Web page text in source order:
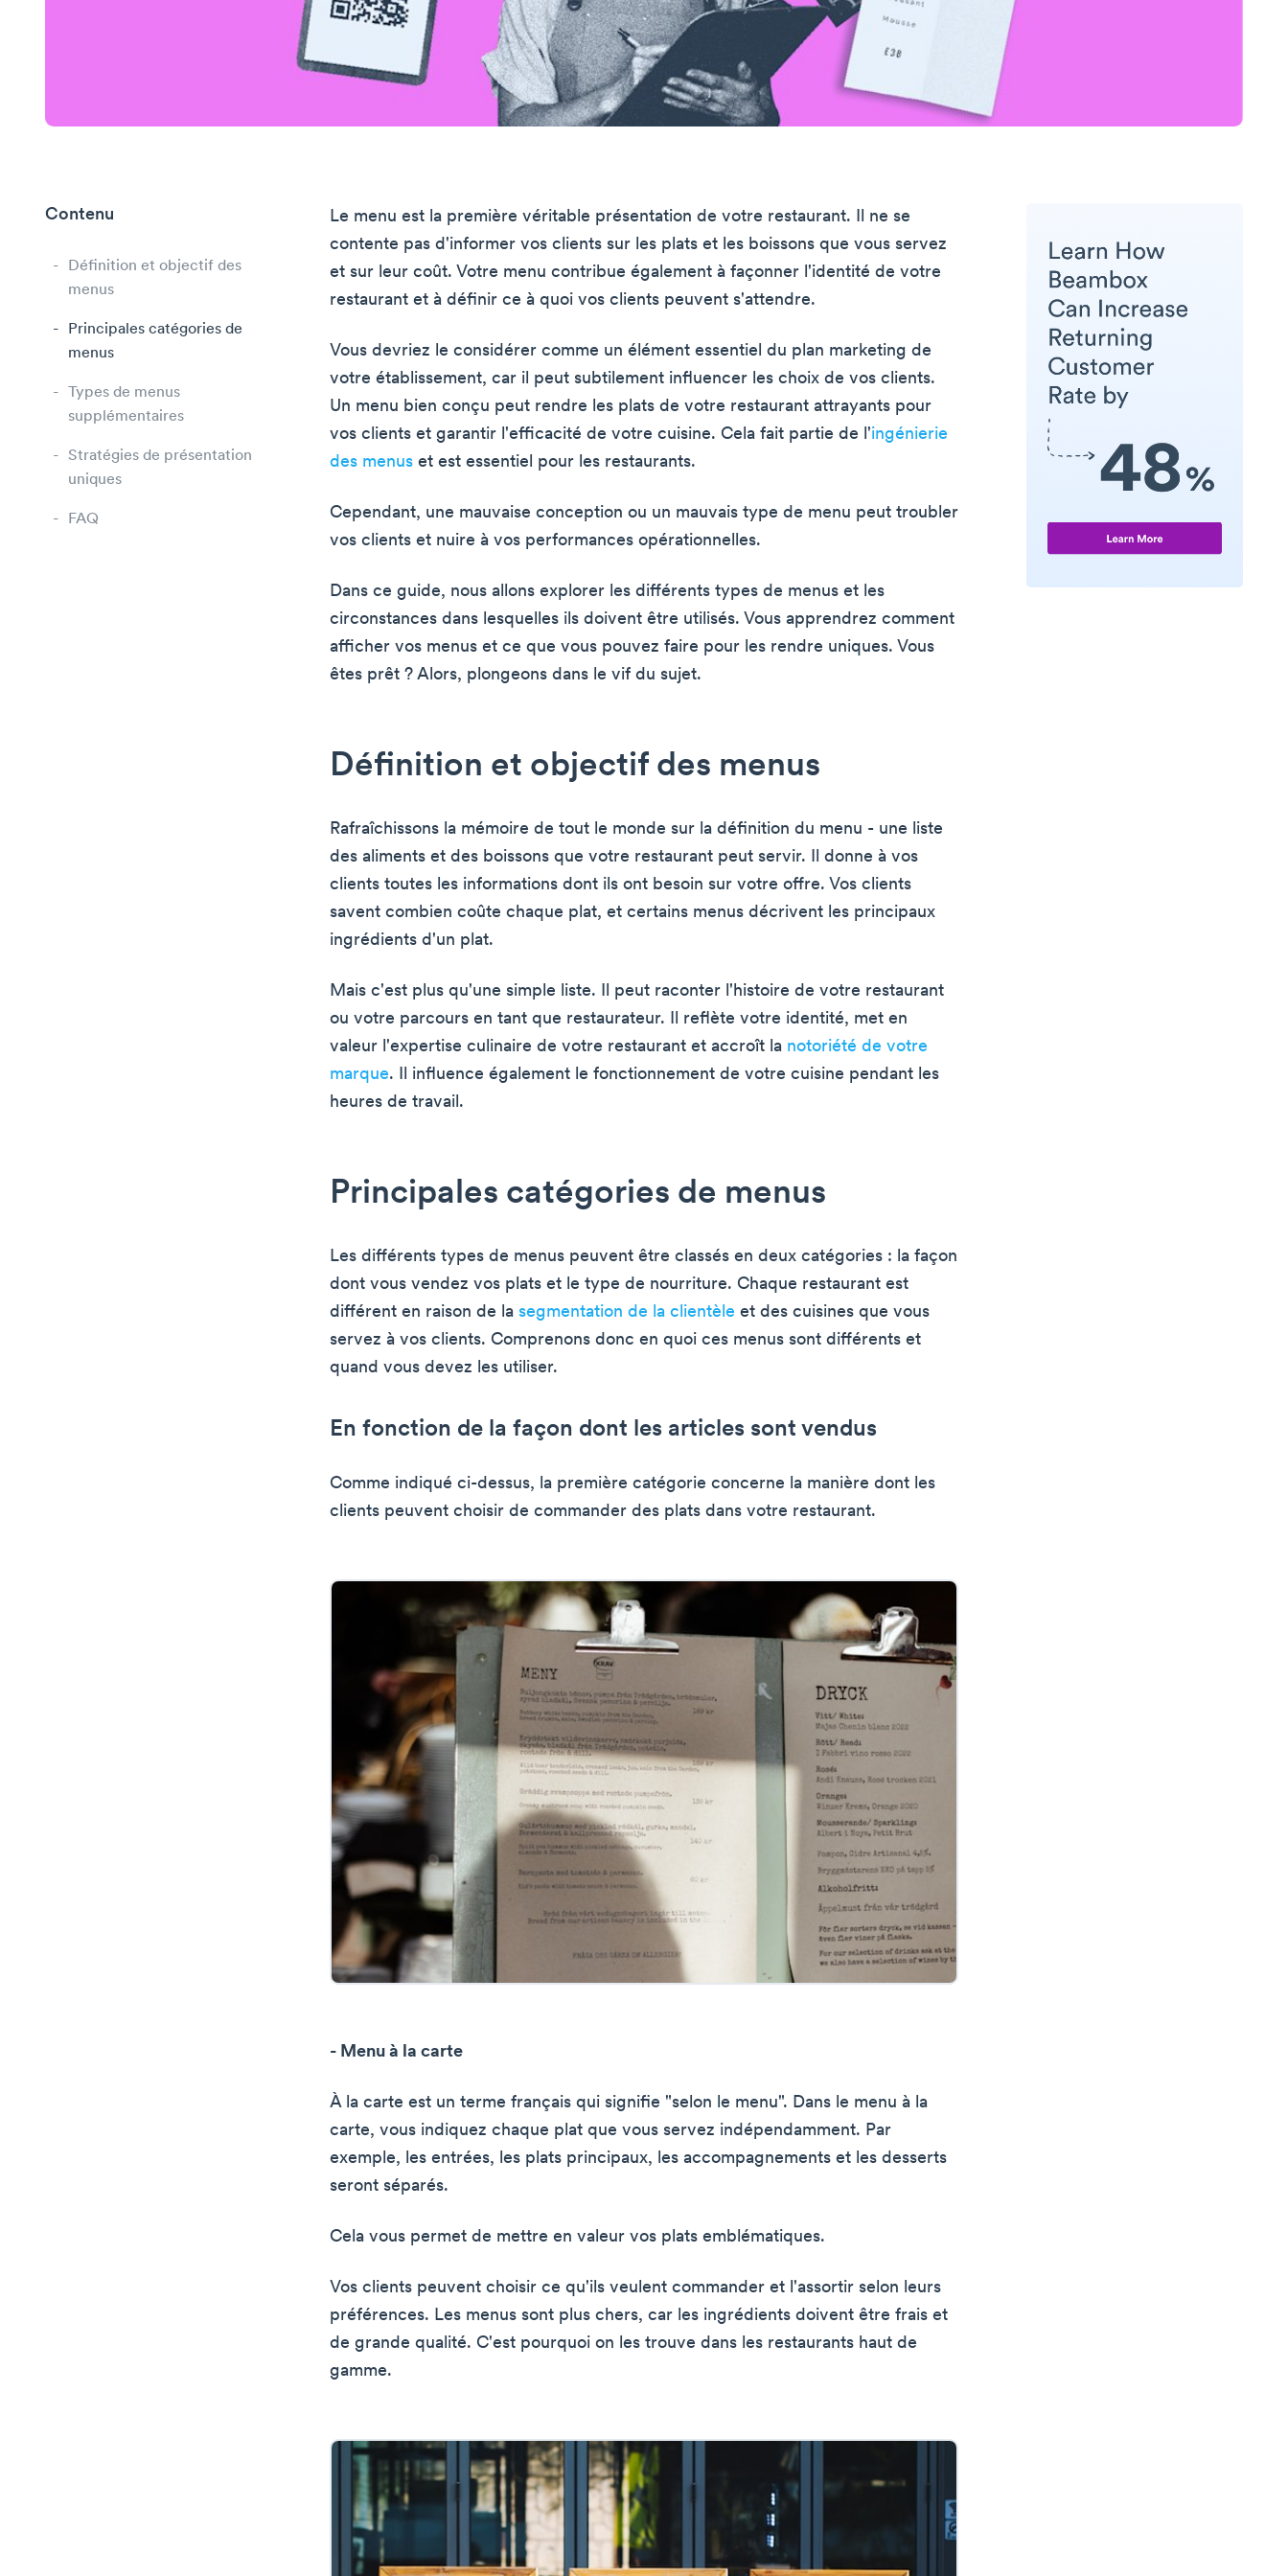
Contenu
Définition et objectif des
menus
Principales catégories de
menus
Types de menus
supplémentaires
Stratégies de présentation
uniques
FAQ
Le menu est la première véritable présentation de votre restaurant. Il ne se
contente pas d'informer vos clients sur les plats et les boissons que vous servez
et sur leur coût. Votre menu contribue également à façonner l'identité de votre
restaurant et à définir ce à quoi vos clients peuvent s'attendre.
Vous devriez le considérer comme un élément essentiel du plan marketing de
votre établissement, car il peut subtilement influencer les choix de vos clients.
Un menu bien conçu peut rendre les plats de votre restaurant attrayants pour
vos clients et garantir l'efficacité de votre cuisine. Cela fait partie de l'ingénierie
des menus et est essentiel pour les restaurants.
Cependant, une mauvaise conception ou un mauvais type de menu peut troubler
vos clients et nuire à vos performances opérationnelles.
Dans ce guide, nous allons explorer les différents types de menus et les
circonstances dans lesquelles ils doivent être utilisés. Vous apprendrez comment
afficher vos menus et ce que vous pouvez faire pour les rendre uniques. Vous
êtes prêt ? Alors, plongeons dans le vif du sujet.
Définition et objectif des menus
Rafraîchissons la mémoire de tout le monde sur la définition du menu - une liste
des aliments et des boissons que votre restaurant peut servir. Il donne à vos
clients toutes les informations dont ils ont besoin sur votre offre. Vos clients
savent combien coûte chaque plat, et certains menus décrivent les principaux
ingrédients d'un plat.
Mais c'est plus qu'une simple liste. Il peut raconter l'histoire de votre restaurant
ou votre parcours en tant que restaurateur. Il reflète votre identité, met en
valeur l'expertise culinaire de votre restaurant et accroît la notoriété de votre
marque. Il influence également le fonctionnement de votre cuisine pendant les
heures de travail.
Principales catégories de menus
Les différents types de menus peuvent être classés en deux catégories : la façon
dont vous vendez vos plats et le type de nourriture. Chaque restaurant est
différent en raison de la segmentation de la clientèle et des cuisines que vous
servez à vos clients. Comprenons donc en quoi ces menus sont différents et
quand vous devez les utiliser.
En fonction de la façon dont les articles sont vendus
Comme indiqué ci-dessus, la première catégorie concerne la manière dont les
clients peuvent choisir de commander des plats dans votre restaurant.
- Menu à la carte
À la carte est un terme français qui signifie "selon le menu". Dans le menu à la
carte, vous indiquez chaque plat que vous servez indépendamment. Par
exemple, les entrées, les plats principaux, les accompagnements et les desserts
seront séparés.
Cela vous permet de mettre en valeur vos plats emblématiques.
Vos clients peuvent choisir ce qu'ils veulent commander et l'assortir selon leurs
préférences. Les menus sont plus chers, car les ingrédients doivent être frais et
de grande qualité. C'est pourquoi on les trouve dans les restaurants haut de
gamme.